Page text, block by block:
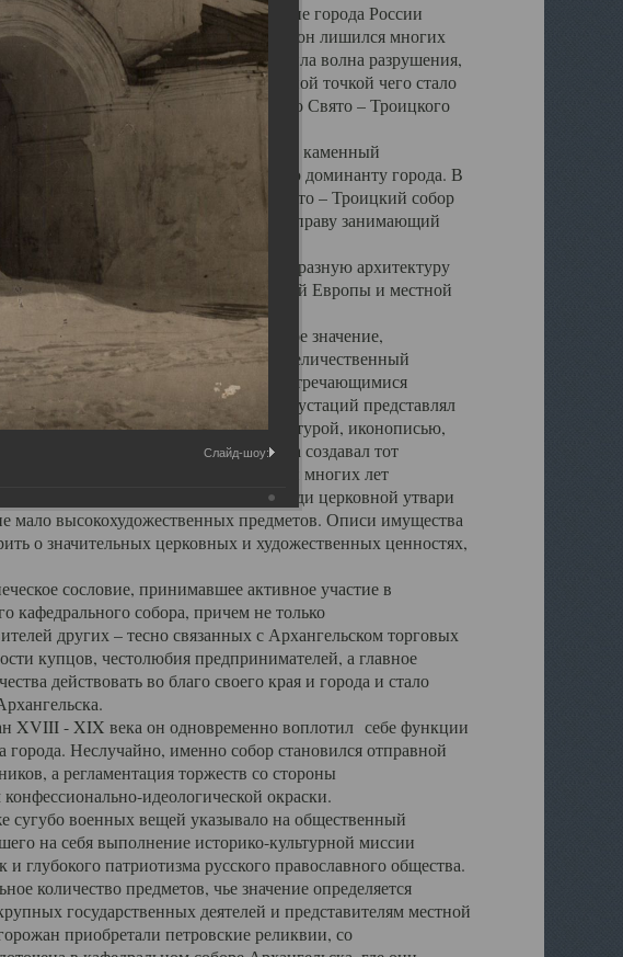
большей мере, чем другие губернские города России
разрушений, в результате которых он лишился многих
по старому Архангельску ударила волна разрушения,
силу в конце 20 –х годов. Отправной точкой чего стало
губернии - ансамбля кафедрального Свято – Троицкого
Архангельска, величественный каменный
в зрительную и градостроительную доминанту города. В
Севере. Вплоть до разрушения Свято – Троицкий собор
строений Архангельска, по праву занимающий
картине Архангельска.
воплотил в себе яркую и своеобразную архитектуру
течениями России, Западной Европы и местной
вполне оправдывали его кафедральное значение,
построек города. Обширный и величественный
стиля, с единственными нигде не встречающимися
резных, символических инкрустаций представлял
же с живописью, скульптурой, иконописью,
утвари интерьер Троицкого храма создавал тот
убранства собора, на протяжении многих лет
В соборной ризнице, библиотеке, среди церковной утвари
мало высокохудожественных предметов. Описи имущества
о значительных церковных и художественных ценностях,
сословие, принимавшее активное участие в
кафедрального собора, причем не только
других – тесно связанных с Архангельском торговых
купцов, честолюбия предпринимателей, а главное
действовать во благо своего края и города и стало
- XIX века он одновременно воплотил себе функции
города. Неслучайно, именно собор становился отправной
а регламентация торжеств со стороны
идеологической окраски.
военных вещей указывало на общественный
на себя выполнение историко-культурной миссии
глубокого патриотизма русского православного общества.
количество предметов, чье значение определяется
государственных деятелей и представителям местной
приобретали петровские реликвии, со
Слайд-шоу: